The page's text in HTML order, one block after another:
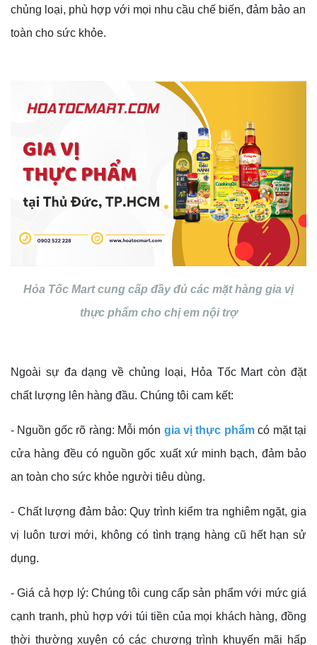
chủng loại, phù hợp với mọi nhu cầu chế biến, đảm bảo an
toàn cho sức khỏe.
Hỏa Tốc Mart cung cấp đầy đủ các mặt hàng gia vị
thực phẩm cho chị em nội trợ
Ngoài sự đa dạng về chủng loại, Hỏa Tốc Mart còn đặt
chất lượng lên hàng đầu. Chúng tôi cam kết:
- Nguồn gốc rõ ràng: Mỗi món gia vị thực phẩmcó mặt tại
cửa hàng đều có nguồn gốc xuất xứ minh bạch, đảm bảo
an toàn cho sức khỏe người tiêu dùng.
- Chất lượng đảm bảo: Quy trình kiểm tra nghiêm ngặt, gia
vị luôn tươi mới, không có tình trạng hàng cũ hết hạn sử
dụng.
- Giá cả hợp lý: Chúng tôi cung cấp sản phẩm với mức giá
cạnh tranh, phù hợp với túi tiền của mọi khách hàng, đồng
thời thường xuyên có các chương trình khuyến mãi hấp